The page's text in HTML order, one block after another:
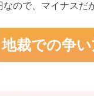
なので、マイナスだ
地裁での争